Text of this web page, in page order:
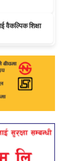
वैकल्पिक शिक्षा